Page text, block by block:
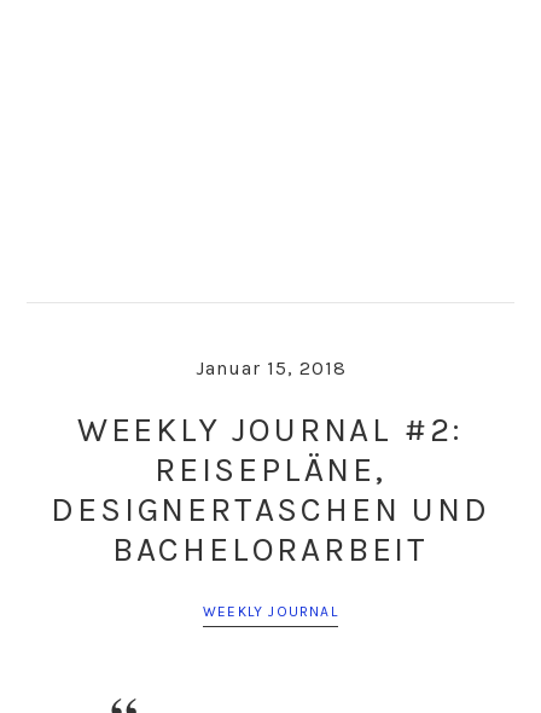
Januar 15, 2018
WEEKLY JOURNAL #2:
REISEPLÄNE,
DESIGNERTASCHEN UND
BACHELORARBEIT
WEEKLY JOURNAL